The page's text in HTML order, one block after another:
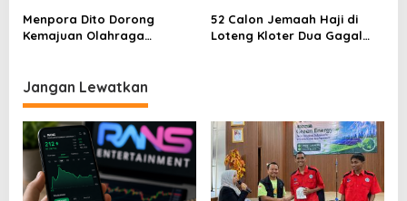
untuk Generasi Muda
Menpora Dito Dorong
Kemajuan Olahraga
52 Calon Jemaah Haji di
Loteng Kloter Dua Gagal
Jangan Lewatkan